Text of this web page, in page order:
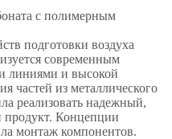
с полимерным
подготовки воздуха
современным
линиями и высокой
частей из металлического
реализовать надежный,
продукт. Концепции
монтаж компонентов.